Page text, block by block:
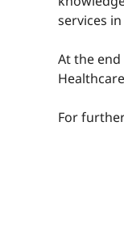
services
At the
For